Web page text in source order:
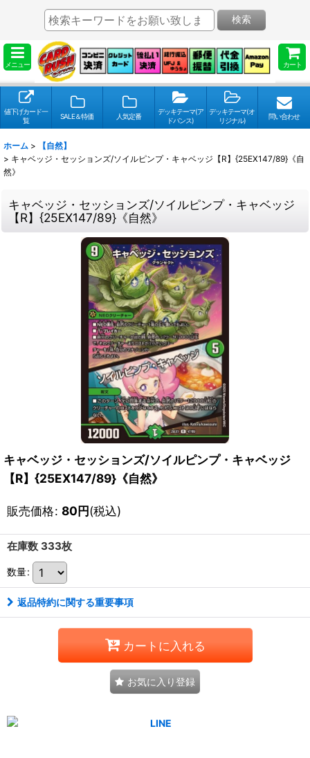
メニュー カート
検索
値下げカード一
覧
SALE＆特価 人気定番
デッキテーマ(ア
ドバンス)
デッキテーマ(オ
リジナル)
問い合わせ
ホーム >
【自然】
> キャベッジ・セッションズ/ソイルピンプ・キャベッジ【R】{25EX147/89}《自
然》
キャベッジ・セッションズ/ソイルピンプ・キャベッジ
【R】{25EX147/89}《自然》
キャベッジ・セッションズ/ソイルピンプ・キャベッジ
【R】{25EX147/89}《自然》
販売価格: 80円(税込)
在庫数 333枚
数量:
返品特約に関する重要事項
カートに入れる
お気に入り登録